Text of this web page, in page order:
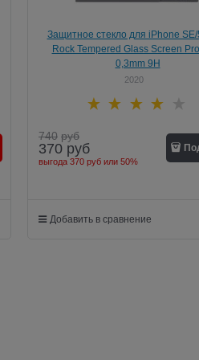
Защитное стекло для iPhone SE/
Rock Tempered Glass Screen
0,3mm 9H
2020
740 руб
370 руб
выгода 370 руб или 50%
Добавить в сравнение